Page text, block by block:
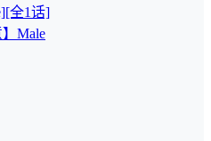
全1话]
Male